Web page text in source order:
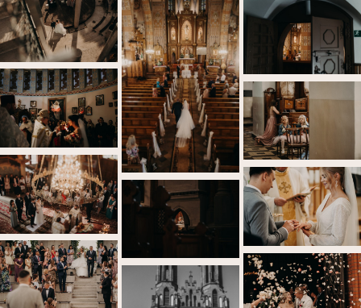
KONTAKT